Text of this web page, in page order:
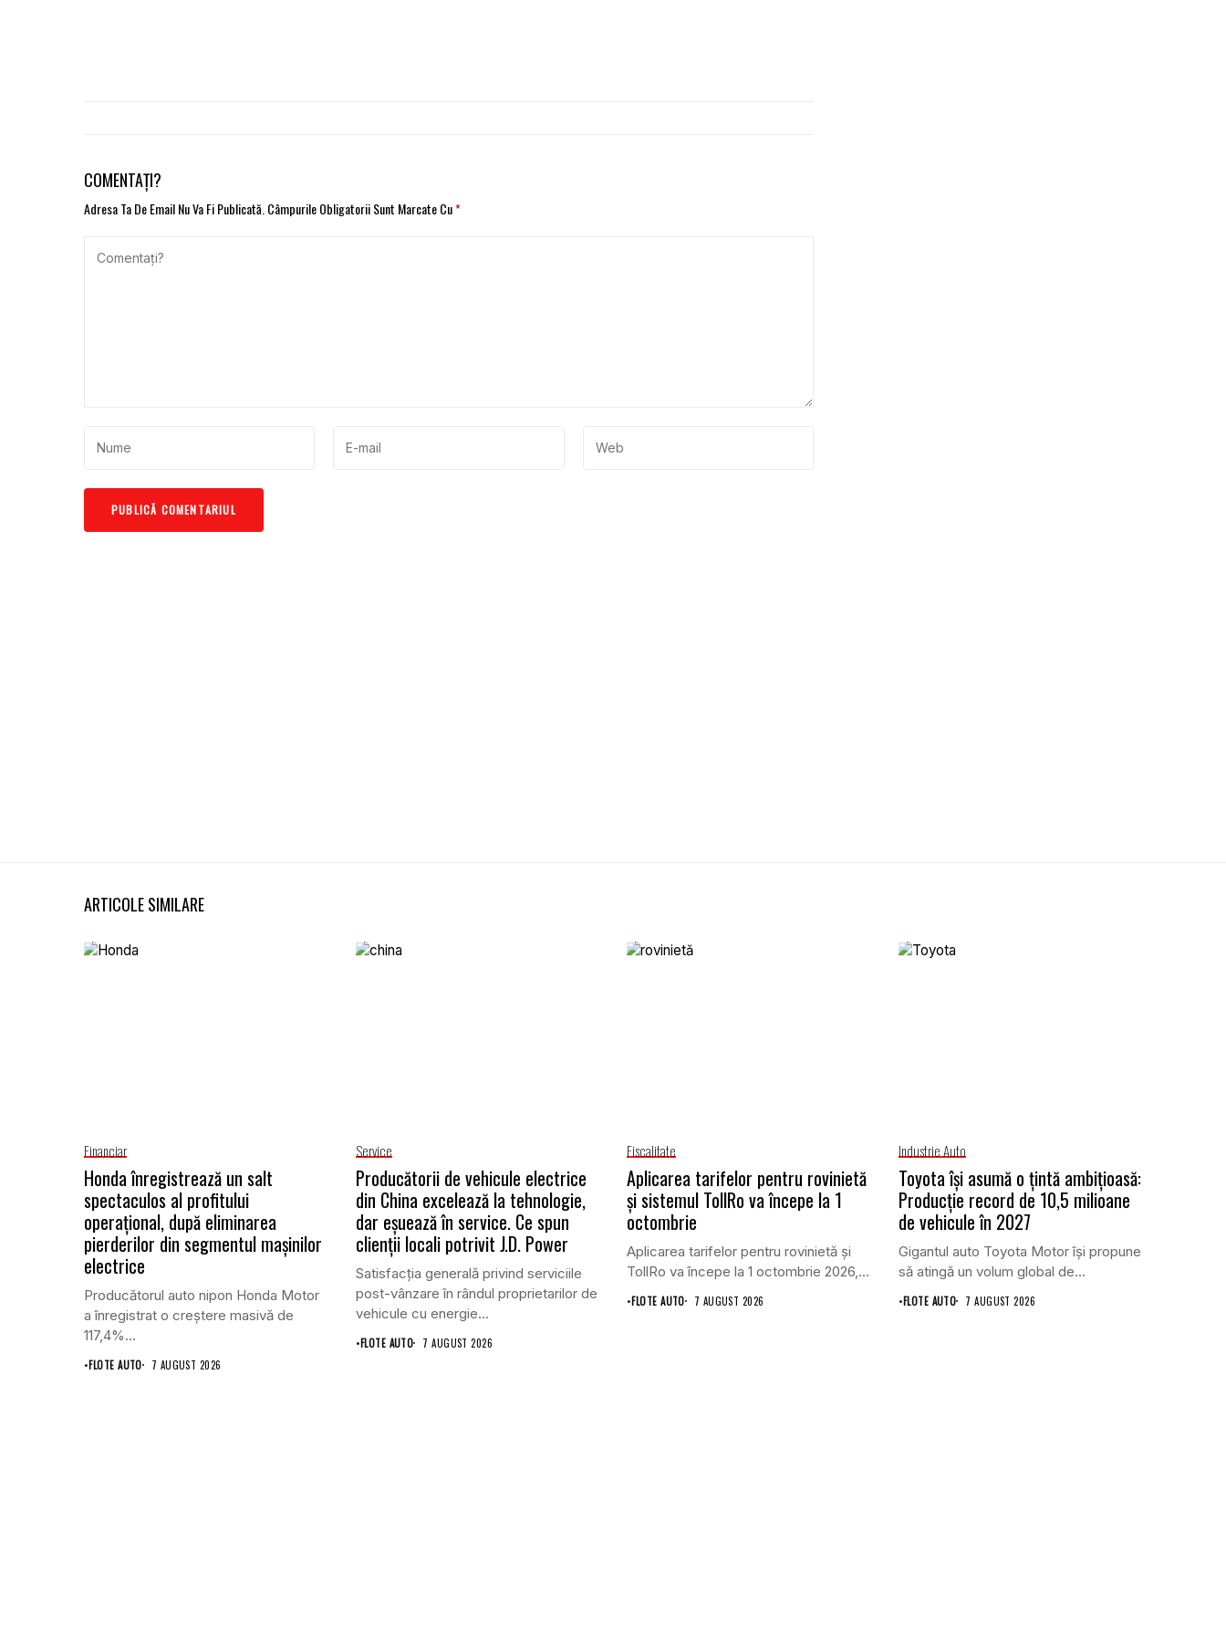
COMENTAȚI?
Adresa Ta De Email Nu Va Fi Publicată. Câmpurile Obligatorii Sunt Marcate Cu*
ARTICOLE SIMILARE
Financiar
Honda înregistrează un salt
spectaculos al profitului
operațional, după eliminarea
pierderilor din segmentul mașinilor
electrice
Producătorul auto nipon Honda Motor
a înregistrat o creștere masivă de
117,4%...
•FLOTE AUTO 7 AUGUST 2026
Service
Producătorii de vehicule electrice
din China excelează la tehnologie,
dar eșuează în service. Ce spun
clienții locali potrivit J.D. Power
Satisfacția generală privind serviciile
post-vânzare în rândul proprietarilor de
vehicule cu energie...
•FLOTE AUTO 7 AUGUST 2026
Fiscalitate
Aplicarea tarifelor pentru rovinietă
și sistemul TollRo va începe la 1
octombrie
Aplicarea tarifelor pentru rovinietă și
TollRo va începe la 1 octombrie 2026,...
•FLOTE AUTO 7 AUGUST 2026
Industrie Auto
Toyota își asumă o țintă ambițioasă:
Producție record de 10,5 milioane
de vehicule în 2027
Gigantul auto Toyota Motor își propune
să atingă un volum global de...
•FLOTE AUTO 7 AUGUST 2026